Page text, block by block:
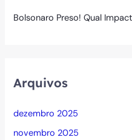
Bolsonaro Preso! Qual
Arquivos
dezembro 2025
novembro 2025